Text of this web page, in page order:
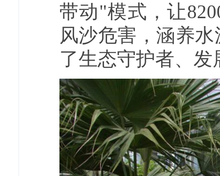
带动"模式，让
风沙危害，涵养
了生态守护者、发